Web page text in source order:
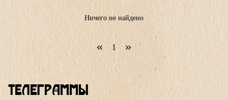
Ничего не найдено
1
Телеграммы